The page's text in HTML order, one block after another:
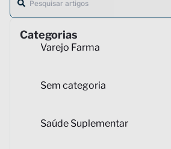
Categorias
Varejo Farma
Sem categoria
Saúde Suplementar